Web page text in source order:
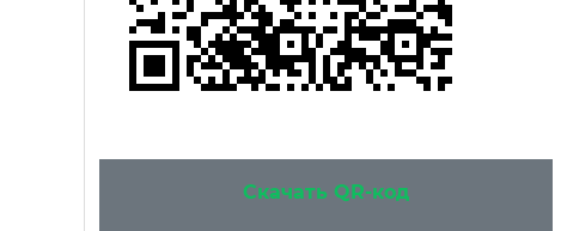
Скачать QR-код